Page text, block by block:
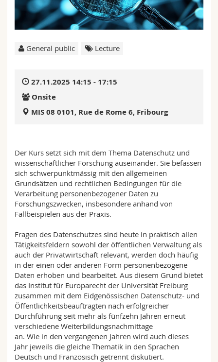
Science and Medicine
Interfaculty
Employees
Webmail
General public Lecture
27.11.2025 14:15 - 17:15
Onsite
MIS 08 0101, Rue de Rome 6, Fribourg
Der Kurs setzt sich mit dem Thema Datenschutz und
wissenschaftlicher Forschung auseinander. Sie befassen
sich schwerpunktmässig mit den allgemeinen
Grundsätzen und rechtlichen Bedingungen für die
Verarbeitung personenbezogener Daten zu
Forschungszwecken, insbesondere anhand von
Fallbeispielen aus der Praxis.
Fragen des Datenschutzes sind heute in praktisch allen
Tätigkeitsfeldern sowohl der öffentlichen Verwaltung als
auch der Privatwirtschaft relevant, werden doch häufig
in der einen oder anderen Form personenbezogene
Daten erhoben und bearbeitet. Aus diesem Grund bietet
das Institut für Europarecht der Universität Freiburg
zusammen mit dem Eidgenössischen Datenschutz- und
Öffentlichkeitsbeauftragten nach erfolgreicher
Durchführung seit mehr als fünfzehn Jahren erneut
verschiedene Weiterbildungsnachmittage
an. Wie in den vergangenen Jahren wird auch dieses
Jahr jeweils die gleiche Thematik in den Sprachen
Deutsch und Französisch getrennt diskutiert.